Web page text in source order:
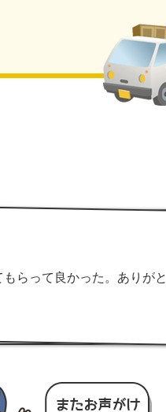
らって良かった。ありがと